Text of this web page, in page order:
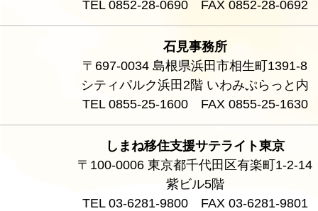
TEL 0852-28-0690 FAX 0852-28-0692
石見事務所
〒697-0034 島根県浜田市相生町1391-8
シティパルク浜田2階 いわみぷらっと内
TEL 0855-25-1600 FAX 0855-25-1630
しまね移住支援サテライト東京
〒100-0006 東京都千代田区有楽町1-2-14
紫ビル5階
TEL 03-6281-9800 FAX 03-6281-9801